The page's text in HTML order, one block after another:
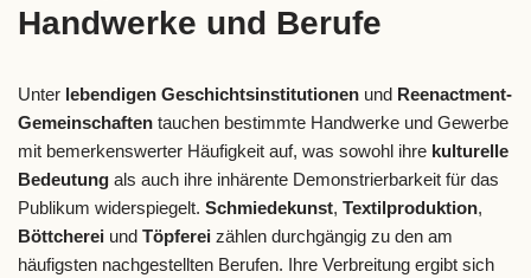
Handwerke und Berufe
Unter lebendigen Geschichtsinstitutionen und Reenactment-
Gemeinschaften tauchen bestimmte Handwerke und Gewerbe
mit bemerkenswerter Häufigkeit auf, was sowohl ihre kulturelle
Bedeutung als auch ihre inhärente Demonstrierbarkeit für das
Publikum widerspiegelt. Schmiedekunst, Textilproduktion,
Böttcherei und Töpferei zählen durchgängig zu den am
häufigsten nachgestellten Berufen. Ihre Verbreitung ergibt sich